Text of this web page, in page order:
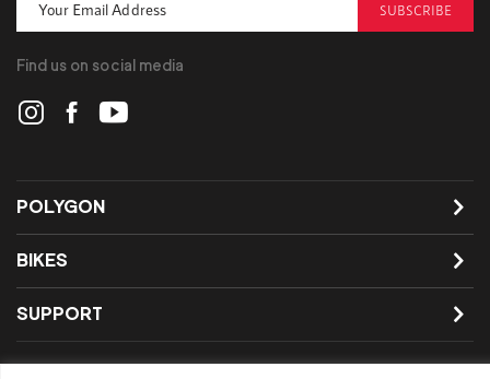
POLYGON
BIKES
SUPPORT
SUBSCRIBE
Find us on social media